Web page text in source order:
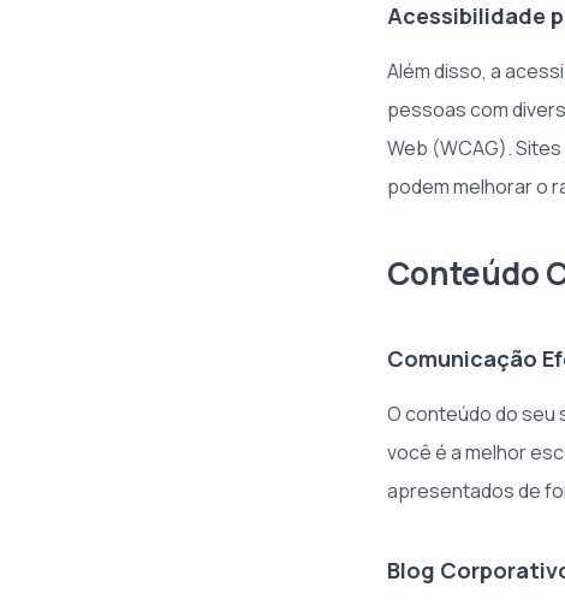
Acessibilidade
Além disso, a
pessoas com
Web (WCAG).
podem melhorar o
Conteúdo
Comunicação
O conteúdo do seu
você é a melhor
apresentados de
Blog